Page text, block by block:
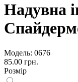
Надувна
Модель: 0676
85.00 грн.
Розмір